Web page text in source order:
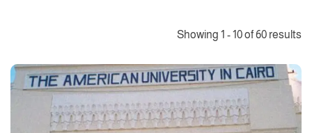
Showing 1 - 10 of 60 results